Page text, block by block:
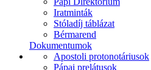
Iratminták
Stóladíj táblázat
Bérmarend
Dokumentumok
Apostoli protonotáriusok
Pápai prelátusok